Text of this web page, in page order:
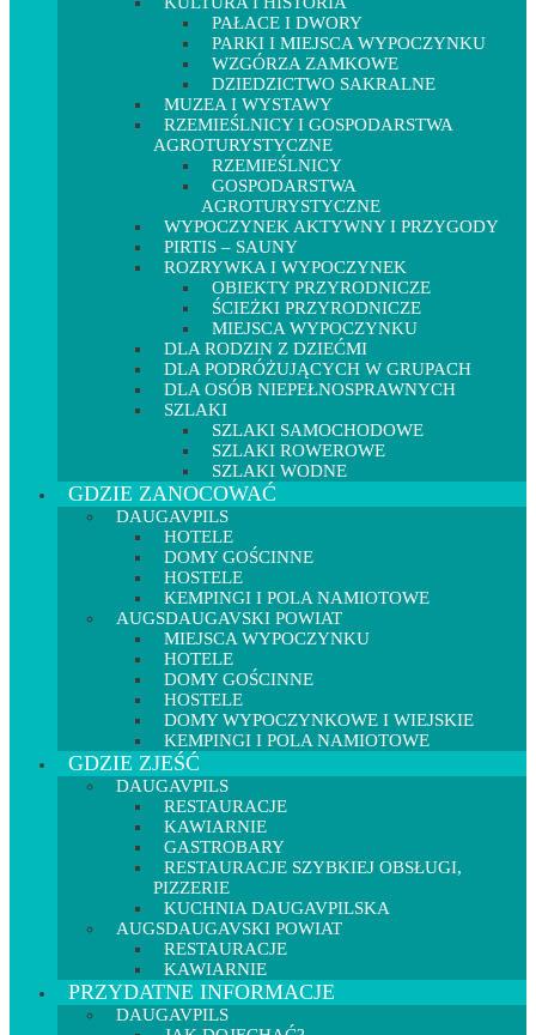
PAŁACE I DWORY
PARKI I MIEJSCA WYPOCZYNKU
WZGÓRZA ZAMKOWE
DZIEDZICTWO SAKRALNE
MUZEA I WYSTAWY
RZEMIEŚLNICY I GOSPODARSTWA
AGROTURYSTYCZNE
RZEMIEŚLNICY
GOSPODARSTWA
AGROTURYSTYCZNE
WYPOCZYNEK AKTYWNY I PRZYGODY
PIRTIS – SAUNY
ROZRYWKA I WYPOCZYNEK
OBIEKTY PRZYRODNICZE
ŚCIEŻKI PRZYRODNICZE
MIEJSCA WYPOCZYNKU
DLA RODZIN Z DZIEĆMI
DLA PODRÓŻUJĄCYCH W GRUPACH
DLA OSÓB NIEPEŁNOSPRAWNYCH
SZLAKI
SZLAKI SAMOCHODOWE
SZLAKI ROWEROWE
SZLAKI WODNE
GDZIE ZANOCOWAĆ
DAUGAVPILS
HOTELE
DOMY GOŚCINNE
HOSTELE
KEMPINGI I POLA NAMIOTOWE
AUGSDAUGAVSKI POWIAT
MIEJSCA WYPOCZYNKU
HOTELE
DOMY GOŚCINNE
HOSTELE
DOMY WYPOCZYNKOWE I WIEJSKIE
KEMPINGI I POLA NAMIOTOWE
GDZIE ZJEŚĆ
DAUGAVPILS
RESTAURACJE
KAWIARNIE
GASTROBARY
RESTAURACJE SZYBKIEJ OBSŁUGI,
PIZZERIE
KUCHNIA DAUGAVPILSKA
AUGSDAUGAVSKI POWIAT
RESTAURACJE
KAWIARNIE
PRZYDATNE INFORMACJE
DAUGAVPILS